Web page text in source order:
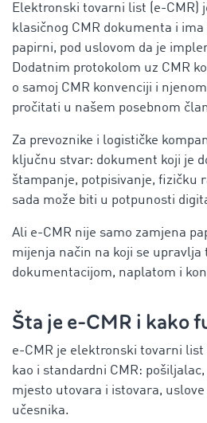
Elektronski tovarni list (e-CMR)
klasičnog CMR dokumenta i
papirni, pod uslovom da je
Dodatnim protokolom uz CMR
o samoj CMR konvenciji i
pročitati u našem posebnom
Za prevoznike i logističke
ključnu stvar: dokument koji je
štampanje, potpisivanje, fizičku
sada može biti u potpunosti
Ali e-CMR nije samo zamjena
mijenja način na koji se
dokumentacijom, naplatom i
Šta je e-CMR i kako
e-CMR je elektronski tovarni list
kao i standardni CMR:
mjesto utovara i istovara, uslove
učesnika.